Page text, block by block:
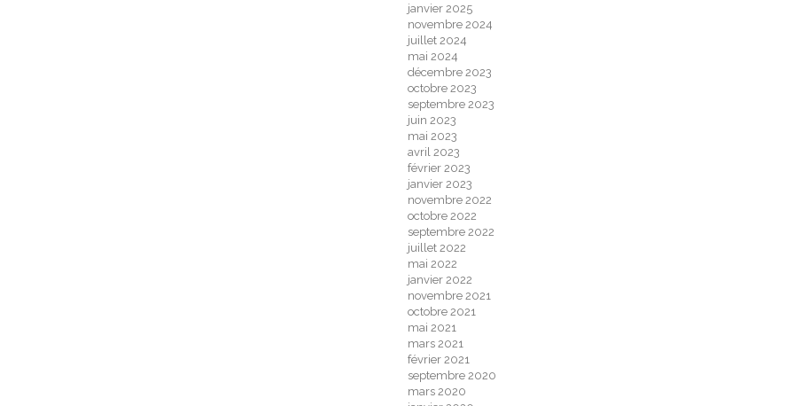
janvier 2025
novembre 2024
juillet 2024
mai 2024
décembre 2023
octobre 2023
septembre 2023
juin 2023
mai 2023
avril 2023
février 2023
janvier 2023
novembre 2022
octobre 2022
septembre 2022
juillet 2022
mai 2022
janvier 2022
novembre 2021
octobre 2021
mai 2021
mars 2021
février 2021
septembre 2020
mars 2020